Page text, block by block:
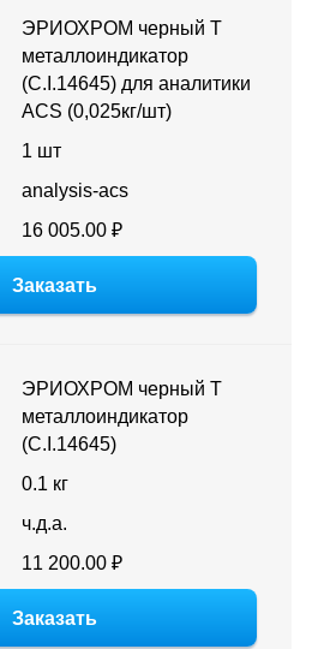
ЭРИОХРОМ черный Т
металлоиндикатор
(C.I.14645) для аналитики
ACS (0,025кг/шт)
1 шт
analysis-acs
16 005.00 ₽
Заказать
ЭРИОХРОМ черный Т
металлоиндикатор
(C.I.14645)
0.1 кг
ч.д.а.
11 200.00 ₽
Заказать